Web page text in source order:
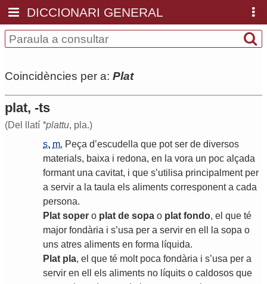
DICCIONARI GENERAL
Coincidències per a: Plat
plat, -ts
(Del llatí *plattu, pla.)
s. m. Peça d’escudella que pot ser de diversos
materials, baixa i redona, en la vora un poc alçada
formant una cavitat, i que s’utilisa principalment per
a servir a la taula els aliments corresponent a cada
persona.
Plat soper o plat de sopa o plat fondo, el que té
major fondària i s’usa per a servir en ell la sopa o
uns atres aliments en forma líquida.
Plat pla, el que té molt poca fondària i s’usa per a
servir en ell els aliments no líquits o caldosos que